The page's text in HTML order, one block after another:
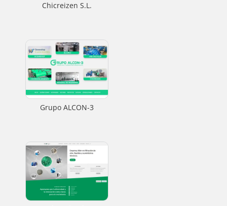
Chicreizen S.L.
Grupo ALCON-3